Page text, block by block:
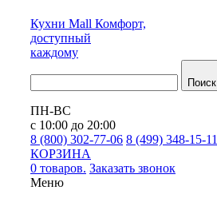
Кухни Mall Комфорт,
доступный
каждому
Поиск
ПН-ВС
с 10:00 до 20:00
8 (800) 302-77-06 8 (499) 348-15-11
КОРЗИНА
0 товаров. Заказать звонок
Меню